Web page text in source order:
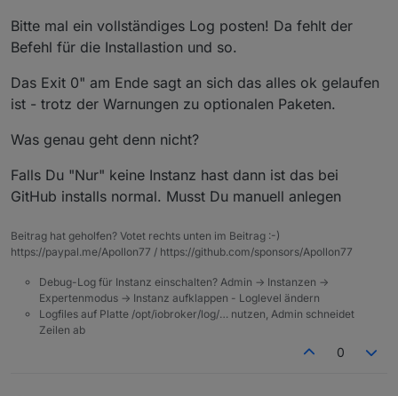
Bitte mal ein vollständiges Log posten! Da fehlt der
Befehl für die Installastion und so.
Das Exit 0" am Ende sagt an sich das alles ok gelaufen
ist - trotz der Warnungen zu optionalen Paketen.
Was genau geht denn nicht?
Falls Du "Nur" keine Instanz hast dann ist das bei
GitHub installs normal. Musst Du manuell anlegen
Beitrag hat geholfen? Votet rechts unten im Beitrag :-)
https://paypal.me/Apollon77 / https://github.com/sponsors/Apollon77
Debug-Log für Instanz einschalten? Admin -> Instanzen ->
Expertenmodus -> Instanz aufklappen - Loglevel ändern
Logfiles auf Platte /opt/iobroker/log/… nutzen, Admin schneidet
Zeilen ab
0